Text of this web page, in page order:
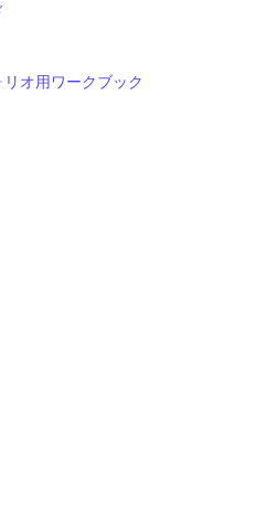
オ用ワークブック